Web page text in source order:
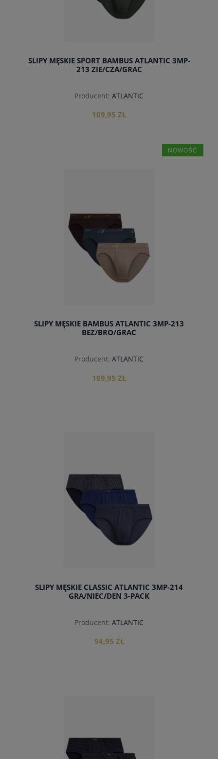
SLIPY MĘSKIE SPORT BAMBUS ATLANTIC 3MP-
213 ZIE/CZA/GRAC
Producent: ATLANTIC
109,95 ZŁ
SLIPY MĘSKIE BAMBUS ATLANTIC 3MP-213
BEZ/BRO/GRAC
Producent: ATLANTIC
109,95 ZŁ
NOWOŚĆ
SLIPY MĘSKIE CLASSIC ATLANTIC 3MP-214
GRA/NIEC/DEN 3-PACK
Producent: ATLANTIC
94,95 ZŁ